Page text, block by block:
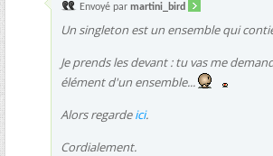
Envoyé par martini_bird
Un singleton est un ensemble qui
Je prends les devant : tu vas me
élément d'un ensemble...
Alors regardeici.
Cordialement.